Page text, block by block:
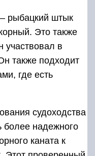
рыбацкий штык
Это также
участвовал в
также подходит
где есть
судоходства
более надежного
каната к